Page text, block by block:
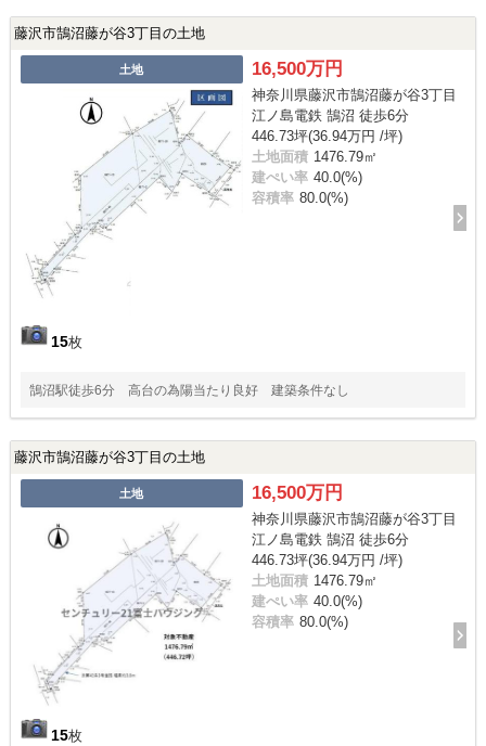
藤沢市鵠沼藤が谷3丁目の土地
土地
15枚
16,500万円
神奈川県藤沢市鵠沼藤が谷3丁目
江ノ島電鉄 鵠沼 徒歩6分
446.73坪(36.94万円 /坪)
土地面積 1476.79㎡
建ぺい率 40.0(%)
容積率 80.0(%)
鵠沼駅徒歩6分 高台の為陽当たり良好 建築条件なし
藤沢市鵠沼藤が谷3丁目の土地
土地
15枚
16,500万円
神奈川県藤沢市鵠沼藤が谷3丁目
江ノ島電鉄 鵠沼 徒歩6分
446.73坪(36.94万円 /坪)
土地面積 1476.79㎡
建ぺい率 40.0(%)
容積率 80.0(%)